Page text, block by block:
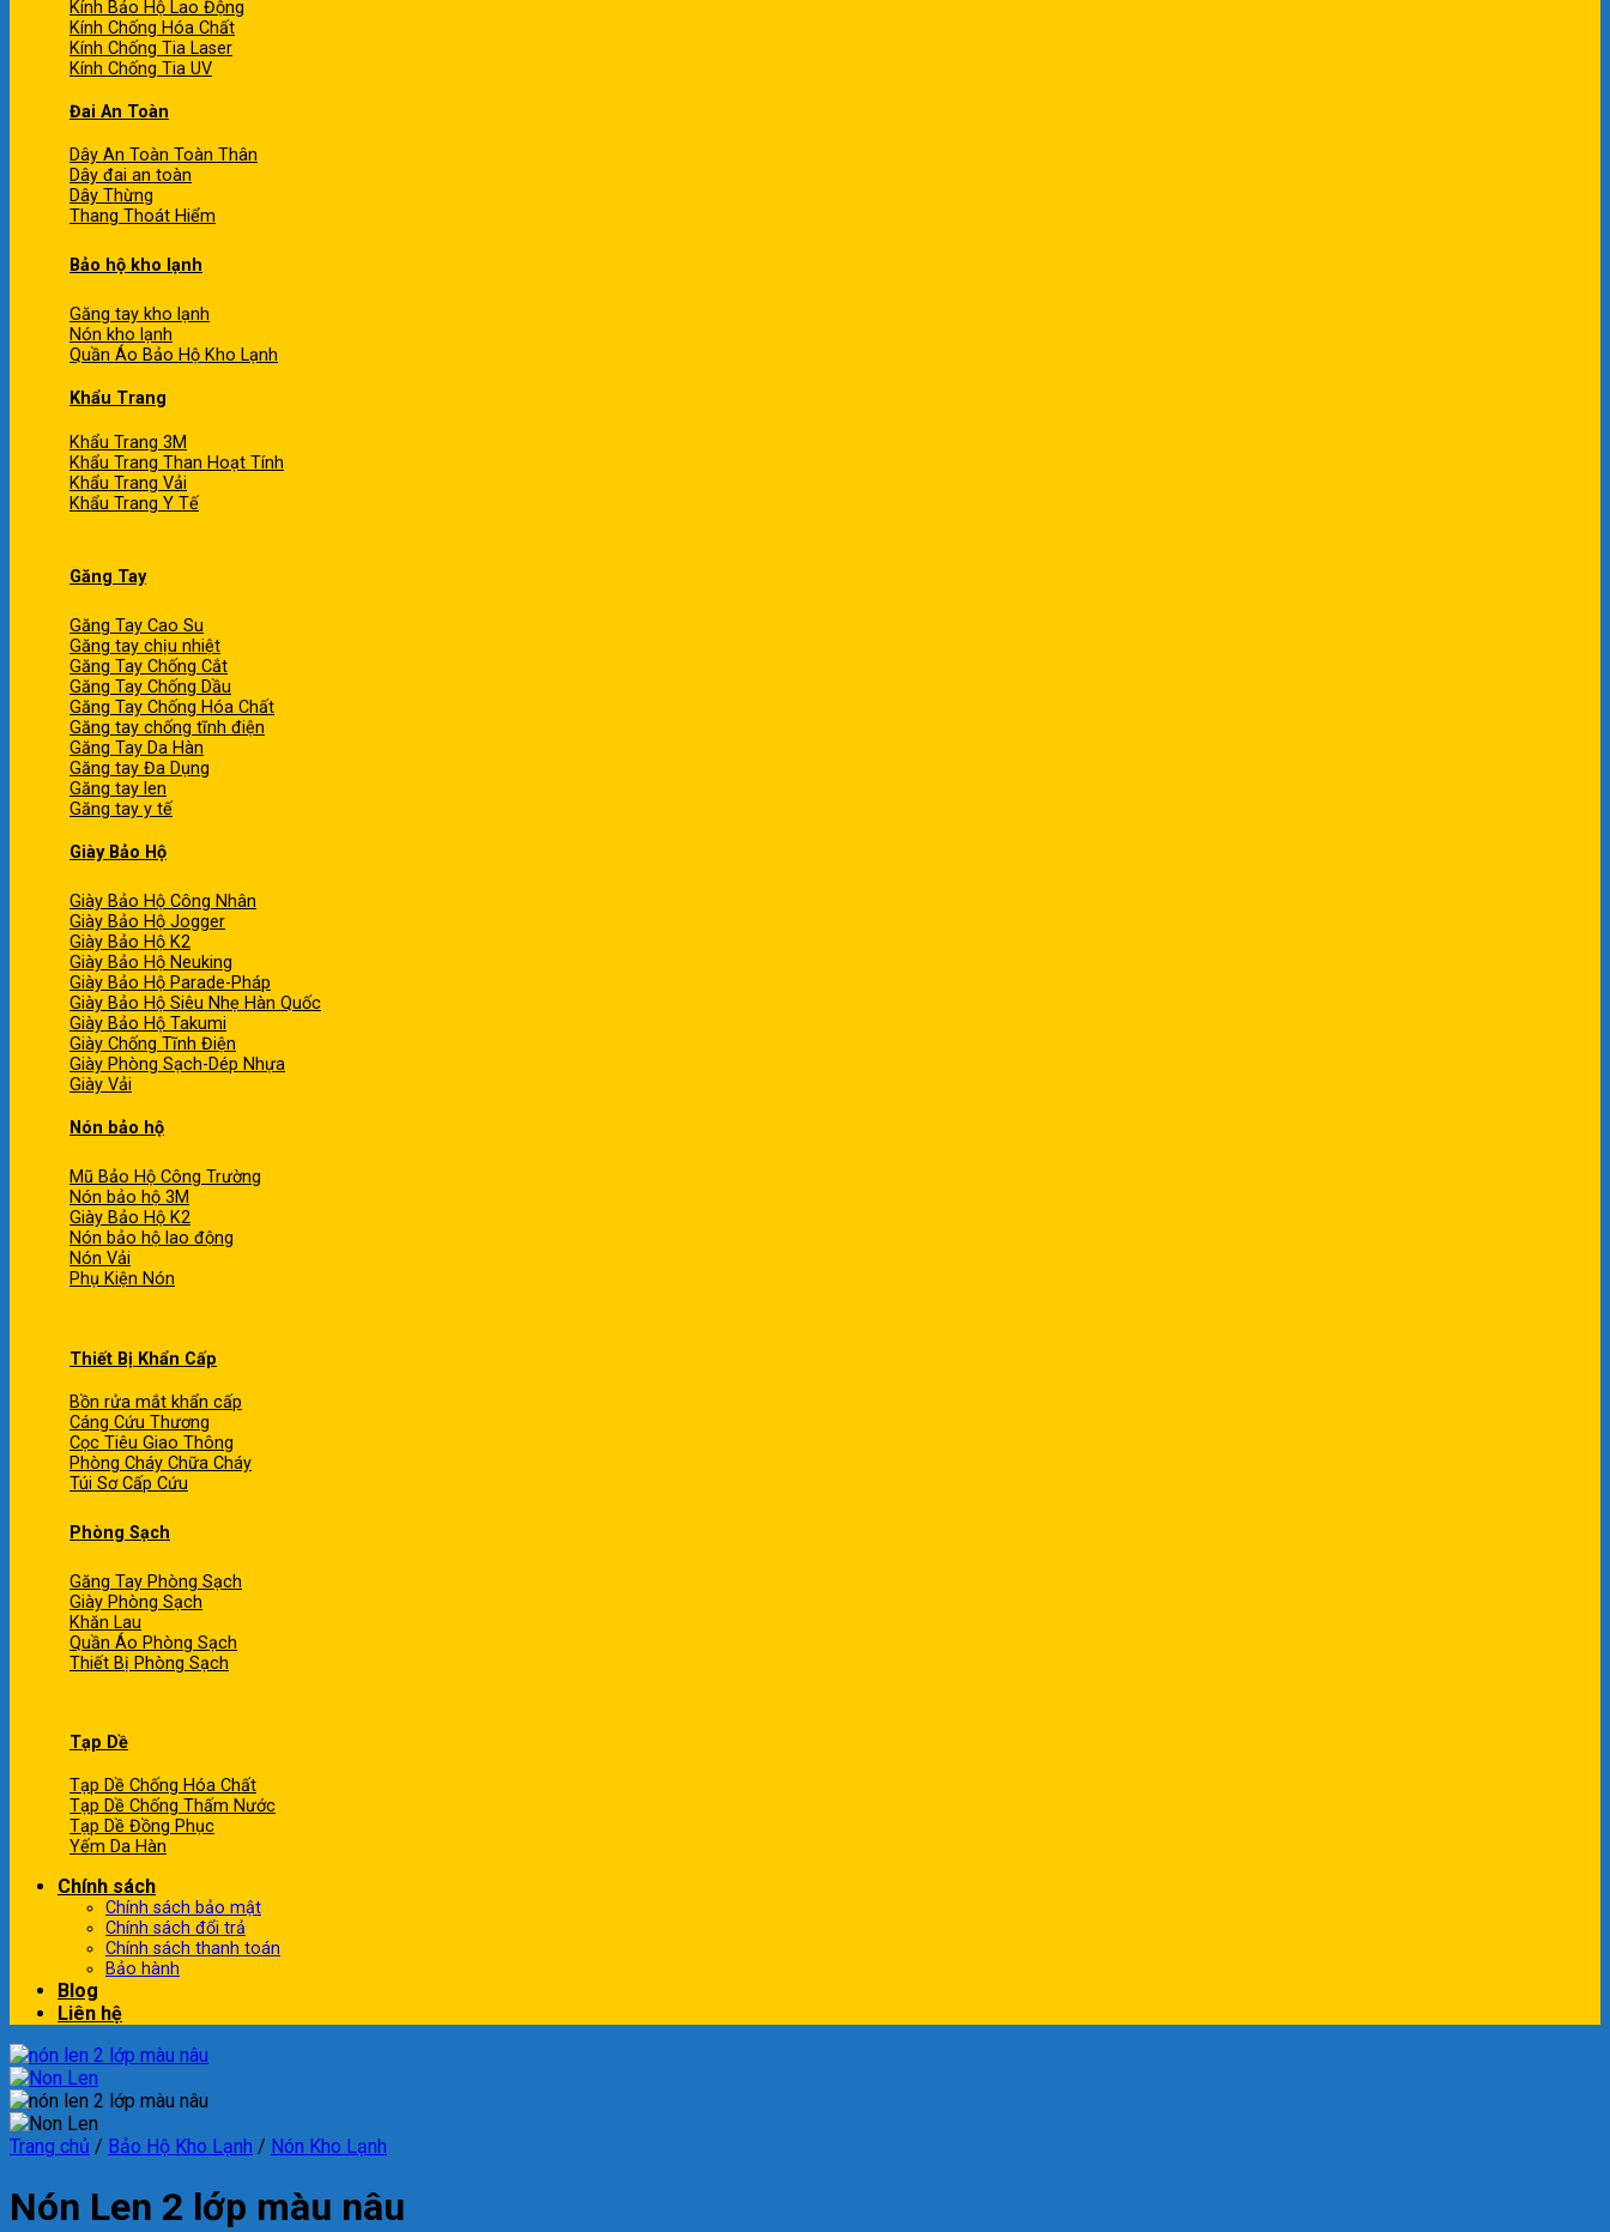
Kính Bảo Hộ Lao Động
Kính Chống Hóa Chất
Kính Chống Tia Laser
Kính Chống Tia UV
Đai An Toàn
Dây An Toàn Toàn Thân
Dây đai an toàn
Dây Thừng
Thang Thoát Hiểm
Bảo hộ kho lạnh
Găng tay kho lạnh
Nón kho lạnh
Quần Áo Bảo Hộ Kho Lạnh
Khẩu Trang
Khẩu Trang 3M
Khẩu Trang Than Hoạt Tính
Khẩu Trang Vải
Khẩu Trang Y Tế
Găng Tay
Găng Tay Cao Su
Găng tay chịu nhiệt
Găng Tay Chống Cắt
Găng Tay Chống Dầu
Găng Tay Chống Hóa Chất
Găng tay chống tĩnh điện
Găng Tay Da Hàn
Găng tay Đa Dụng
Găng tay len
Găng tay y tế
Giày Bảo Hộ
Giày Bảo Hộ Công Nhân
Giày Bảo Hộ Jogger
Giày Bảo Hộ K2
Giày Bảo Hộ Neuking
Giày Bảo Hộ Parade-Pháp
Giày Bảo Hộ Siêu Nhẹ Hàn Quốc
Giày Bảo Hộ Takumi
Giày Chống Tĩnh Điện
Giày Phòng Sạch-Dép Nhựa
Giày Vải
Nón bảo hộ
Mũ Bảo Hộ Công Trường
Nón bảo hộ 3M
Giày Bảo Hộ K2
Nón bảo hộ lao động
Nón Vải
Phụ Kiện Nón
Thiết Bị Khẩn Cấp
Bồn rửa mắt khẩn cấp
Cáng Cứu Thương
Cọc Tiêu Giao Thông
Phòng Cháy Chữa Cháy
Túi Sơ Cấp Cứu
Phòng Sạch
Găng Tay Phòng Sạch
Giày Phòng Sạch
Khăn Lau
Quần Áo Phòng Sạch
Thiết Bị Phòng Sạch
Tạp Dề
Tạp Dề Chống Hóa Chất
Tạp Dề Chống Thấm Nước
Tạp Dề Đồng Phục
Yếm Da Hàn
Chính sách
Chính sách bảo mật
Chính sách đổi trả
Chính sách thanh toán
Bảo hành
Blog
Liên hệ
Trang chủ / Bảo Hộ Kho Lạnh / Nón Kho Lạnh
Nón Len 2 lớp màu nâu